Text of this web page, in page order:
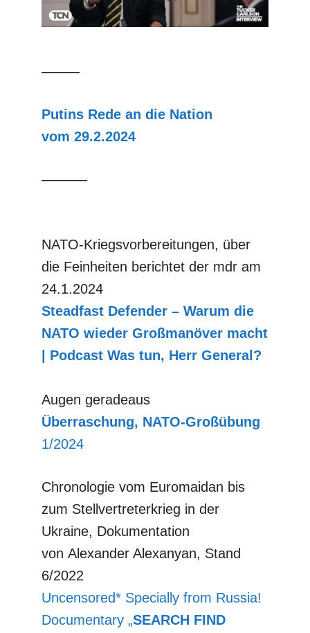
–––––
Putins Rede an die Nation
vom 29.2.2024
––––––
NATO-Kriegsvorbereitungen, über
die Feinheiten berichtet der mdr am
24.1.2024
Steadfast Defender – Warum die
NATO wieder Großmanöver macht
| Podcast Was tun, Herr General?
Augen geradeaus
Überraschung, NATO-Großübung
1/2024
Chronologie vom Euromaidan bis
zum Stellvertreterkrieg in der
Ukraine, Dokumentation
von Alexander Alexanyan, Stand
6/2022
Uncensored* Specially from Russia!
Documentary „SEARCH FIND